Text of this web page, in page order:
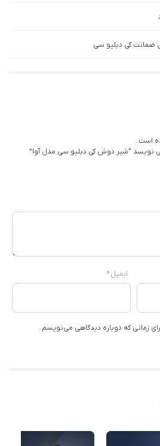
است.
نویسد “شیر دوش کی دبلیو سی مدل آوا”
ایمیل*
زمانی که دوباره دیدگاهی می‌نویسم.